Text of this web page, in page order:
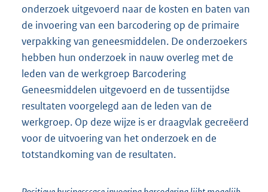
onderzoek uitgevoerd naar de kosten en baten van
de invoering van een barcodering op de primaire
verpakking van geneesmiddelen. De onderzoekers
hebben hun onderzoek in nauw overleg met de
leden van de werkgroep Barcodering
Geneesmiddelen uitgevoerd en de tussentijdse
resultaten voorgelegd aan de leden van de
werkgroep. Op deze wijze is er draagvlak gecreëerd
voor de uitvoering van het onderzoek en de
totstandkoming van de resultaten.